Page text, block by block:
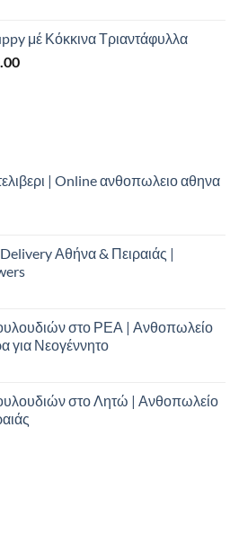
είναι:
€80.00.
μέ Κόκκινα Τριαντάφυλλα
Η
| Online ανθοπωλειο αθηνα
Αθήνα & Πειραιάς |
στο ΡΕΑ | Ανθοπωλείο
για Νεογέννητο
στο Λητώ | Ανθοπωλείο